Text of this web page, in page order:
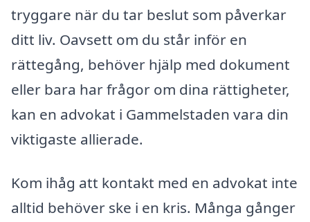
tryggare när du tar beslut som påverkar
ditt liv. Oavsett om du står inför en
rättegång, behöver hjälp med dokument
eller bara har frågor om dina rättigheter,
kan en advokat i Gammelstaden vara din
viktigaste allierade.
Kom ihåg att kontakt med en advokat inte
alltid behöver ske i en kris. Många gånger